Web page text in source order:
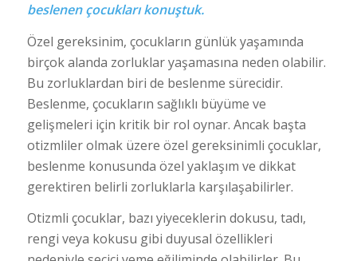
beslenen çocukları konuştuk.
Özel gereksinim, çocukların günlük yaşamında
birçok alanda zorluklar yaşamasına neden olabilir.
Bu zorluklardan biri de beslenme sürecidir.
Beslenme, çocukların sağlıklı büyüme ve
gelişmeleri için kritik bir rol oynar. Ancak başta
otizmliler olmak üzere özel gereksinimli çocuklar,
beslenme konusunda özel yaklaşım ve dikkat
gerektiren belirli zorluklarla karşılaşabilirler.
Otizmli çocuklar, bazı yiyeceklerin dokusu, tadı,
rengi veya kokusu gibi duyusal özellikleri